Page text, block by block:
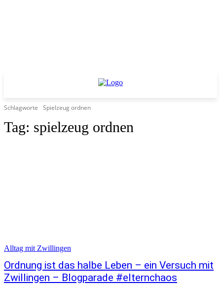
Schlagworte Spielzeug ordnen
Tag: spielzeug ordnen
Alltag mit Zwillingen
Ordnung ist das halbe Leben – ein Versuch mit
Zwillingen – Blogparade #elternchaos